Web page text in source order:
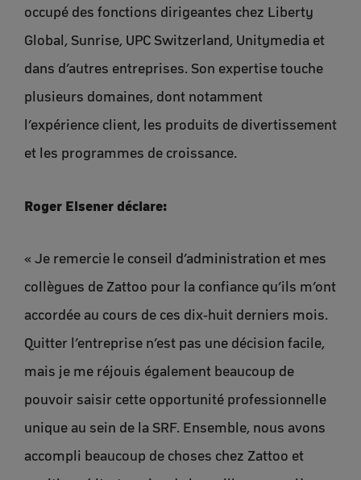
occupé des fonctions dirigeantes chez Liberty
Global, Sunrise, UPC Switzerland, Unitymedia et
dans d’autres entreprises. Son expertise touche
plusieurs domaines, dont notamment
l’expérience client, les produits de divertissement
et les programmes de croissance.
Roger Elsener déclare:
« Je remercie le conseil d’administration et mes
collègues de Zattoo pour la confiance qu’ils m’ont
accordée au cours de ces dix-huit derniers mois.
Quitter l’entreprise n’est pas une décision facile,
mais je me réjouis également beaucoup de
pouvoir saisir cette opportunité professionnelle
unique au sein de la SRF. Ensemble, nous avons
accompli beaucoup de choses chez Zattoo et